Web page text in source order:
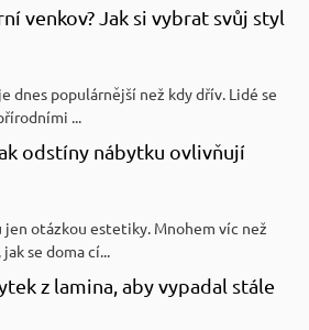
venkov? Jak si vybrat svůj styl
dnes populárnější než kdy dřív. Lidé se
...
odstíny nábytku ovlivňují
otázkou estetiky. Mnohem víc než
se doma cí...
z lamina, aby vypadal stále